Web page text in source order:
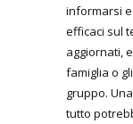
informarsi
efficaci sul
aggiornati,
famiglia o
gruppo.
tutto